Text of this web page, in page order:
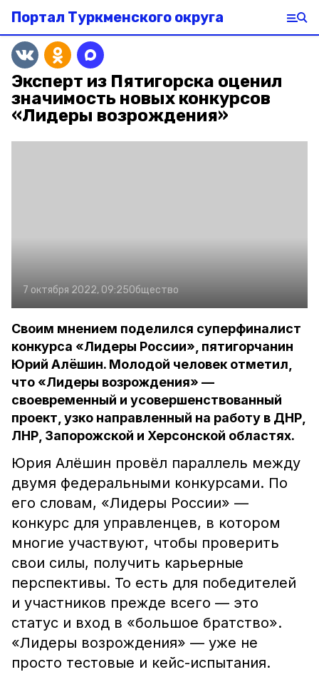
Портал Туркменского округа
Эксперт из Пятигорска оценил
значимость новых конкурсов
«Лидеры возрождения»
7 октября 2022, 09:25Общество
Своим мнением поделился суперфиналист
конкурса «Лидеры России», пятигорчанин
Юрий Алёшин. Молодой человек отметил,
что «Лидеры возрождения» —
своевременный и усовершенствованный
проект, узко направленный на работу в ДНР,
ЛНР, Запорожской и Херсонской областях.
Юрия Алёшин провёл параллель между
двумя федеральными конкурсами. По
его словам, «Лидеры России» —
конкурс для управленцев, в котором
многие участвуют, чтобы проверить
свои силы, получить карьерные
перспективы. То есть для победителей
и участников прежде всего — это
статус и вход в «большое братство».
«Лидеры возрождения» — уже не
просто тестовые и кейс-испытания.